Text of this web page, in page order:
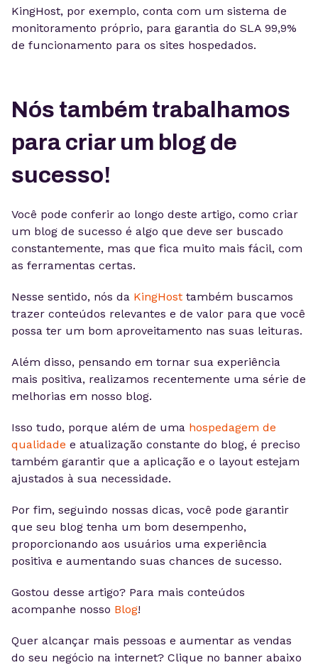
KingHost, por exemplo, conta com um sistema de
monitoramento próprio, para garantia do SLA 99,9%
de funcionamento para os sites hospedados.
Nós também trabalhamos
para criar um blog de
sucesso!
Você pode conferir ao longo deste artigo, como criar
um blog de sucesso é algo que deve ser buscado
constantemente, mas que fica muito mais fácil, com
as ferramentas certas.
Nesse sentido, nós da KingHost também buscamos
trazer conteúdos relevantes e de valor para que você
possa ter um bom aproveitamento nas suas leituras.
Além disso, pensando em tornar sua experiência
mais positiva, realizamos recentemente uma série de
melhorias em nosso blog.
Isso tudo, porque além de uma hospedagem de
qualidade e atualização constante do blog, é preciso
também garantir que a aplicação e o layout estejam
ajustados à sua necessidade.
Por fim, seguindo nossas dicas, você pode garantir
que seu blog tenha um bom desempenho,
proporcionando aos usuários uma experiência
positiva e aumentando suas chances de sucesso.
Gostou desse artigo? Para mais conteúdos
acompanhe nosso Blog!
Quer alcançar mais pessoas e aumentar as vendas
do seu negócio na internet? Clique no banner abaixo